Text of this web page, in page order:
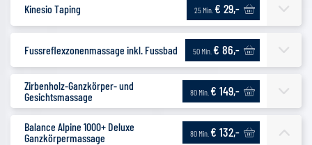
Kinesio Taping 25 Min. € 29,-
Fussreflexzonenmassage inkl. Fussbad 50 Min. € 86,-
Zirbenholz-Ganzkörper- und
Gesichtsmassage
80 Min. € 149,-
Balance Alpine 1000+ Deluxe
Ganzkörpermassage
80 Min. € 132,-